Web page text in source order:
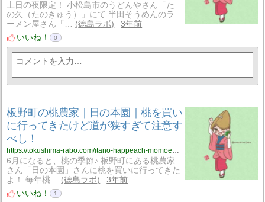
土日の夜限定！ 小松島市のうどんやさん「た
の久（たのきゅう）」にて 半田そうめんのラ
ーメン屋さん「…
徳島ラボ
3年前
いいね！
0
板野町の桃農家｜日の本園｜桃を買い
に行ってきたけど道が狭すぎて注意す
べし！
6月になると、桃の季節♪ 板野町にある桃農家
さん「日の本園」さんに桃を買いに行ってきた
よ！ 毎年桃…
徳島ラボ
3年前
いいね！
1